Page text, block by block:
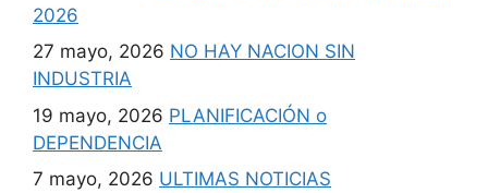
2026
27 mayo, 2026 NO HAY NACION SIN
INDUSTRIA
19 mayo, 2026 PLANIFICACIÓN o
DEPENDENCIA
7 mayo, 2026 ULTIMAS NOTICIAS